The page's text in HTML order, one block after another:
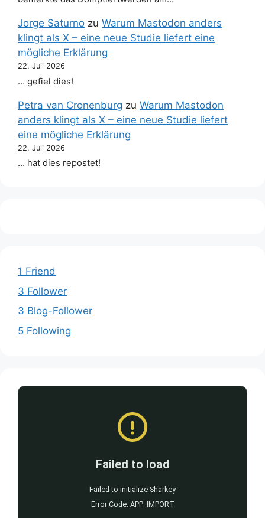
Jorge Saturno zu Warum Mastodon anders
klingt als X – eine neue Studie liefert eine
mögliche Erklärung
22. Juli 2026
… gefiel dies!
Petra van Cronenburg zu Warum Mastodon
anders klingt als X – eine neue Studie liefert
eine mögliche Erklärung
22. Juli 2026
… hat dies repostet!
1 Friend
3 Follower
3 Blog-Follower
5 Following